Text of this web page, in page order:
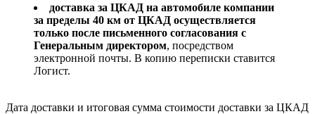
доставка за ЦКАД на автомобиле компании
за пределы 40 км от ЦКАД осуществляется
только после письменного согласования с
Генеральным директором, посредством
электронной почты. В копию переписки ставится
Логист.
Дата доставки и итоговая сумма стоимости доставки за ЦКАД